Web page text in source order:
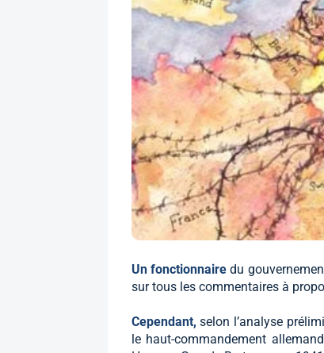
Un fonctionnairedu
sur tous les commentaires à
Cependant,selon l’analyse
le haut-commandement